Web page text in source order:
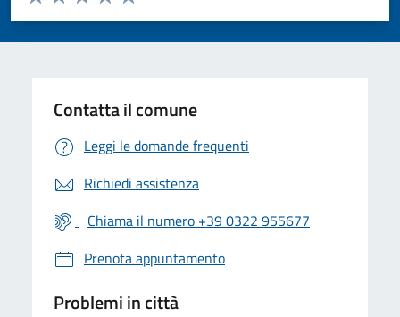
Valuta 5 stelle su 5
Valuta 4 stelle su 5
Valuta 3 stelle su 5
Valuta 2 stelle su 5
Valuta 1 stelle su 5
Contatta il comune
Leggi le domande frequenti
Richiedi assistenza
Chiama il numero +39 0322 955677
Prenota appuntamento
Problemi in città